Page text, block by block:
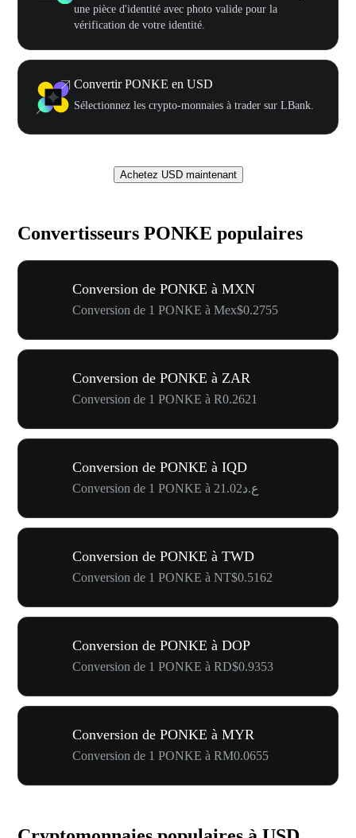
une pièce d'identité avec photo valide pour la
vérification de votre identité.
Convertir PONKE en USD
Sélectionnez les crypto-monnaies à trader sur LBank.
Achetez USD maintenant
Convertisseurs PONKE populaires
Conversion de PONKE à MXN
Conversion de 1 PONKE à Mex$0.2755
Conversion de PONKE à ZAR
Conversion de 1 PONKE à R0.2621
Conversion de PONKE à IQD
Conversion de 1 PONKE à ع.د21.02
Conversion de PONKE à TWD
Conversion de 1 PONKE à NT$0.5162
Conversion de PONKE à DOP
Conversion de 1 PONKE à RD$0.9353
Conversion de PONKE à MYR
Conversion de 1 PONKE à RM0.0655